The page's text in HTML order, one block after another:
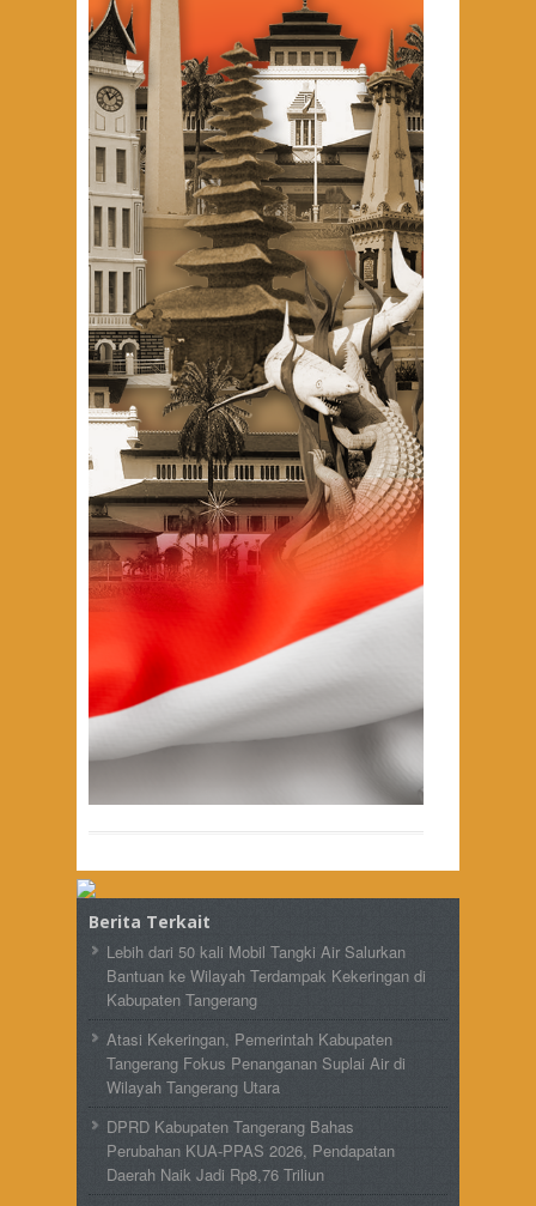
Berita Terkait
Lebih dari 50 kali Mobil Tangki Air Salurkan
Bantuan ke Wilayah Terdampak Kekeringan di
Kabupaten Tangerang
Atasi Kekeringan, Pemerintah Kabupaten
Tangerang Fokus Penanganan Suplai Air di
Wilayah Tangerang Utara
DPRD Kabupaten Tangerang Bahas
Perubahan KUA-PPAS 2026, Pendapatan
Daerah Naik Jadi Rp8,76 Triliun